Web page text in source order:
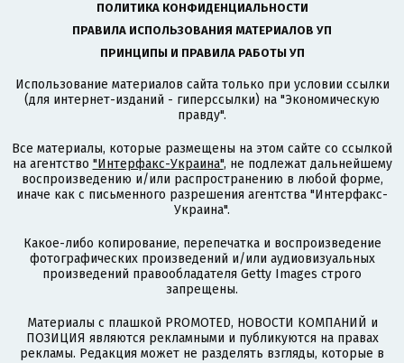
ПОЛИТИКА КОНФИДЕНЦИАЛЬНОСТИ
ПРАВИЛА ИСПОЛЬЗОВАНИЯ МАТЕРИАЛОВ УП
ПРИНЦИПЫ И ПРАВИЛА РАБОТЫ УП
Использование материалов сайта только при условии ссылки
(для интернет-изданий - гиперссылки) на "Экономическую
правду".
Все материалы, которые размещены на этом сайте со ссылкой
на агентство "Интерфакс-Украина", не подлежат дальнейшему
воспроизведению и/или распространению в любой форме,
иначе как с письменного разрешения агентства "Интерфакс-
Украина".
Какое-либо копирование, перепечатка и воспроизведение
фотографических произведений и/или аудиовизуальных
произведений правообладателя Getty Images строго
запрещены.
Материалы с плашкой PROMOTED, НОВОСТИ КОМПАНИЙ и
ПОЗИЦИЯ являются рекламными и публикуются на правах
рекламы. Редакция может не разделять взгляды, которые в